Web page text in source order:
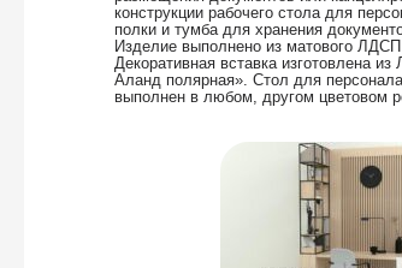
конструкции рабочего стола для
полки и тумба для хранения
Изделие выполнено из матового
Декоративная вставка изготовлена
Аланд полярная». Стол для
выполнен в любом, другом цветовом